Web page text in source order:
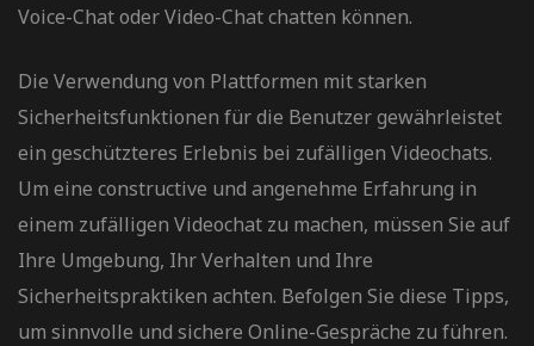
Voice-Chat oder Video-Chat chatten können.
Die Verwendung von Plattformen mit starken
Sicherheitsfunktionen für die Benutzer gewährleistet
ein geschützteres Erlebnis bei zufälligen Videochats.
Um eine constructive und angenehme Erfahrung in
einem zufälligen Videochat zu machen, müssen Sie auf
Ihre Umgebung, Ihr Verhalten und Ihre
Sicherheitspraktiken achten. Befolgen Sie diese Tipps,
um sinnvolle und sichere Online-Gespräche zu führen.